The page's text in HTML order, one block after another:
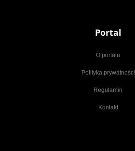
Portal
O portalu
Polityka prywatności
Regulamin
Kontakt